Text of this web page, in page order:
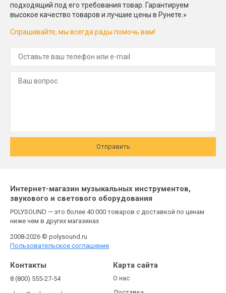
подходящий под его требования товар. Гарантируем
высокое качество товаров и лучшие цены в Рунете.»
Спрашивайте, мы всегда рады помочь вам!
Отправить
Интернет-магазин музыкальных инструментов,
звукового и светового оборудования
POLYSOUND — это более 40 000 товаров с доставкой по ценам
ниже чем в других магазинах
2008-2026 © polysound.ru
Пользовательское соглашение
Контакты
8 (800) 555-27-54
Карта сайта
О нас